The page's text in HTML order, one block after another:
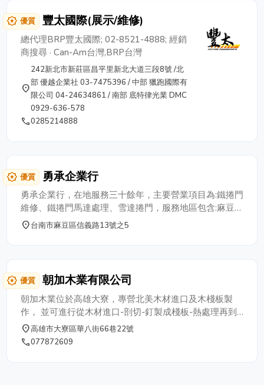
上。
award_star 優質 豐太國際(展示/維修)
總代理BRP豐太國際; 02-8521-4888; 經銷
商搜尋 · Can-Am台灣,BRP台灣
place
242新北市新莊區昌平里新北大道三段8號 /北
部 優越企業社 03-7475396 / 中部 獵跑國際有
限公司 04-24634861 / 南部 底特律光業 DMC
0929-636-578
phone0285214888
award_star 優質 勇承企業行
勇承企業行，在地服務三十餘年，主要營業項目為:鐵捲門
維修、鐵捲門馬達處理、雪達捲門，服務地區包含:麻豆、
佳里、善化、下營、學甲、七股、將軍、北門、新市、大
通電話，馬上為您服務。
place台南市麻豆區信義路13號之5
award_star 優質 朝加木業有限公司
朝加木業位於高雄大寮，專營北美木材進口及木棧板製
作， 並可進行從木材進口-剖切-釘製成棧板-熱處理再到
出貨的一貫化作業， 客戶主要為國內橡膠及塑化廠，包
括台塑關係企業，台橡化工，李長榮化工，奇美實業等．
place高雄市大寮區華八街66巷22號
phone077872609